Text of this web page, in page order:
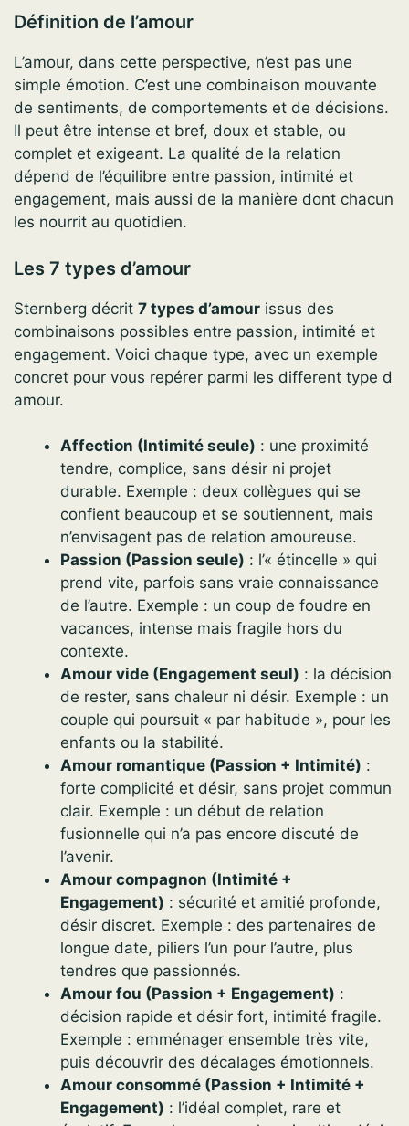
Définition de l’amour
L’amour, dans cette perspective, n’est pas une
simple émotion. C’est une combinaison mouvante
de sentiments, de comportements et de décisions.
Il peut être intense et bref, doux et stable, ou
complet et exigeant. La qualité de la relation
dépend de l’équilibre entre passion, intimité et
engagement, mais aussi de la manière dont chacun
les nourrit au quotidien.
Les 7 types d’amour
Sternberg décrit 7 types d’amour issus des
combinaisons possibles entre passion, intimité et
engagement. Voici chaque type, avec un exemple
concret pour vous repérer parmi les different type d
amour.
Affection (Intimité seule) : une proximité
tendre, complice, sans désir ni projet
durable. Exemple : deux collègues qui se
confient beaucoup et se soutiennent, mais
n’envisagent pas de relation amoureuse.
Passion (Passion seule) : l’« étincelle » qui
prend vite, parfois sans vraie connaissance
de l’autre. Exemple : un coup de foudre en
vacances, intense mais fragile hors du
contexte.
Amour vide (Engagement seul) : la décision
de rester, sans chaleur ni désir. Exemple : un
couple qui poursuit « par habitude », pour les
enfants ou la stabilité.
Amour romantique (Passion + Intimité) :
forte complicité et désir, sans projet commun
clair. Exemple : un début de relation
fusionnelle qui n’a pas encore discuté de
l’avenir.
Amour compagnon (Intimité +
Engagement) : sécurité et amitié profonde,
désir discret. Exemple : des partenaires de
longue date, piliers l’un pour l’autre, plus
tendres que passionnés.
Amour fou (Passion + Engagement) :
décision rapide et désir fort, intimité fragile.
Exemple : emménager ensemble très vite,
puis découvrir des décalages émotionnels.
Amour consommé (Passion + Intimité +
Engagement) : l’idéal complet, rare et